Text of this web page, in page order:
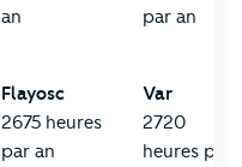
an
par an
Flayosc
2675 heures
par an
Var
2720
heures par